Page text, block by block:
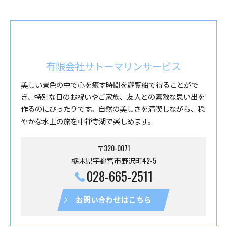
有限会社サトーマリンサービス
美しい景色の中で心を癒す時間を遊覧船で得ることがで
き、特別な日のお祝いやご家族、友人との素敵な思い出を
作るのにぴったりです。自然の美しさを満喫しながら、穏
やかな水上の旅を中禅寺湖で楽しめます。
〒320-0071
栃木県宇都宮市野沢町42-5
028-665-2511
お問い合わせはこちら